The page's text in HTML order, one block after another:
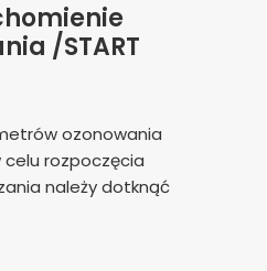
/START
ozonowania
rozpoczęcia
należy dotknąć